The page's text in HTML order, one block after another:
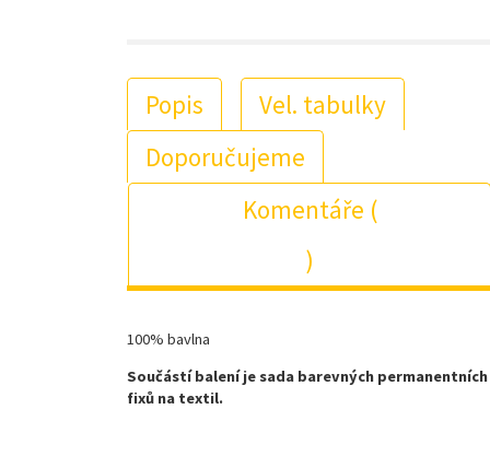
Popis
Vel. tabulky
Doporučujeme
Komentáře (
)
100% bavlna
Součástí balení je sada barevných permanentních
fixů na textil.